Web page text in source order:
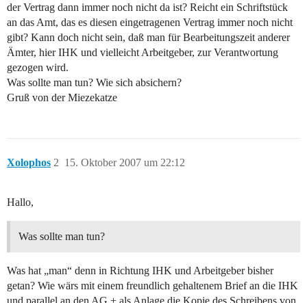
der Vertrag dann immer noch nicht da ist? Reicht ein Schriftstück
an das Amt, das es diesen eingetragenen Vertrag immer noch nicht
gibt? Kann doch nicht sein, daß man für Bearbeitungszeit anderer
Ämter, hier IHK und vielleicht Arbeitgeber, zur Verantwortung
gezogen wird.
Was sollte man tun? Wie sich absichern?
Gruß von der Miezekatze
Xolophos 15. Oktober 2007 um 22:12
2
Hallo,
Was sollte man tun?
Was hat „man“ denn in Richtung IHK und Arbeitgeber bisher
getan? Wie wärs mit einem freundlich gehaltenem Brief an die IHK
und parallel an den AG + als Anlage die Kopie des Schreibens von